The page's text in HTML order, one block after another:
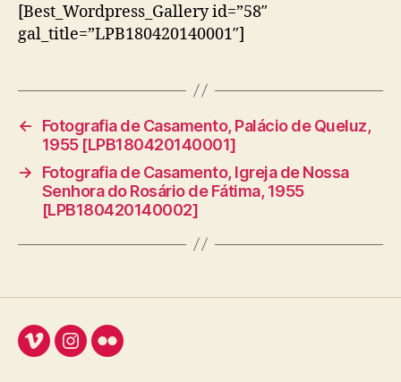
[Best_Wordpress_Gallery id=”58″
gal_title=”LPB180420140001″]
←
Fotografia de Casamento, Palácio de Queluz,
1955 [LPB180420140001]
→
Fotografia de Casamento, Igreja de Nossa
Senhora do Rosário de Fátima, 1955
[LPB180420140002]
VimeoInstagram
Flickr